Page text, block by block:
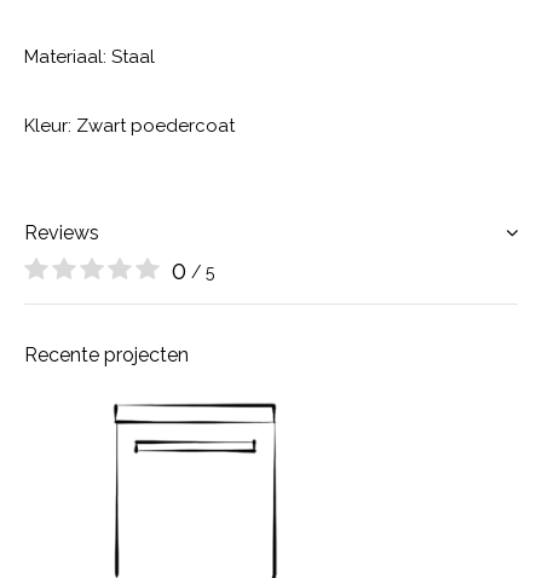
Materiaal: Staal
Kleur: Zwart poedercoat
Reviews
0 / 5
Recente projecten